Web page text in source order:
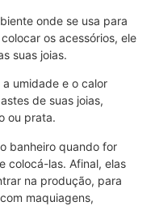
onde se usa para
os acessórios, ele
suas joias.
umidade e o calor
de suas joias,
ou prata.
banheiro quando for
colocá-las. Afinal, elas
na produção, para
maquiagens,